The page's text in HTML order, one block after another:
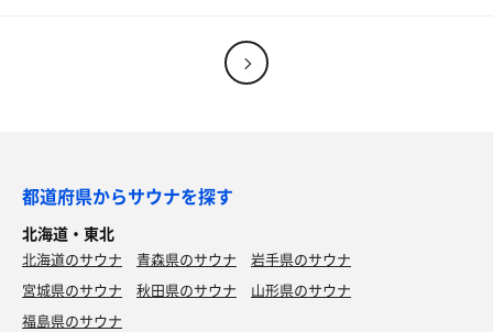
石焼き牛肉麻婆飯
サ飯🔥ピリ辛でアツアツ好きにはオススメ！
都道府県からサウナを探す
北海道・東北
北海道のサウナ 青森県のサウナ
岩手県のサウナ
宮城県のサウナ
秋田県のサウナ
山形県のサウナ
福島県のサウナ